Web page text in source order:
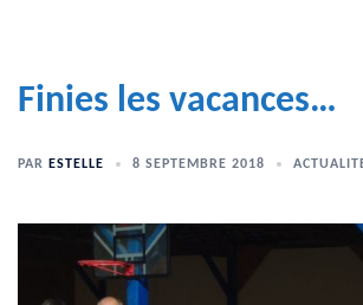
Finies les vacances…
PAR ESTELLE 8 SEPTEMBRE 2018